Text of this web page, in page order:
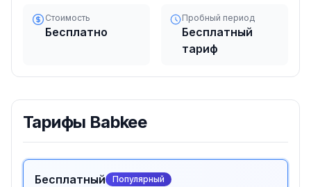
Стоимость
Бесплатно
Пробный период
Бесплатный
тариф
Тарифы Babkee
Бесплатный Популярный